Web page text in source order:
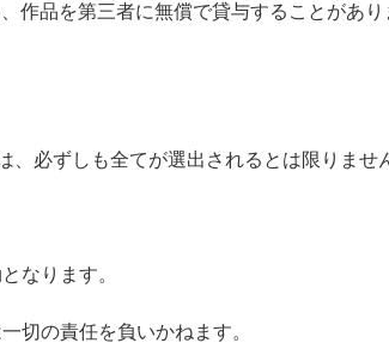
作品を第三者に無償で貸与することがあり
、必ずしも全てが選出されるとは限りませ
なります。
切の責任を負いかねます。